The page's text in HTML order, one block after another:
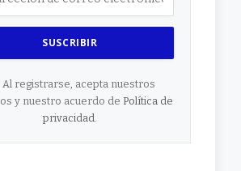
Al registrarse, acepta nuestros
y nuestro acuerdo de Política de
privacidad.